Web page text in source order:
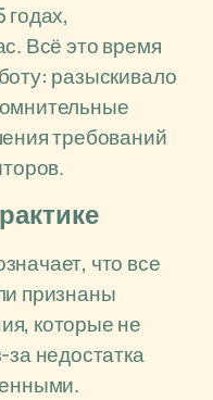
Всё это время
разыскивало
требований
что все
признаны
которые не
за недостатка